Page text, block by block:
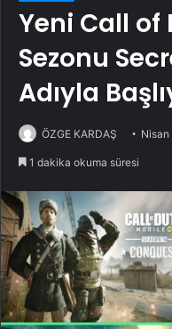
Yeni Call of
Sezonu
Adıyla
ÖZGE KARDAŞ
1 dakika okuma süresi